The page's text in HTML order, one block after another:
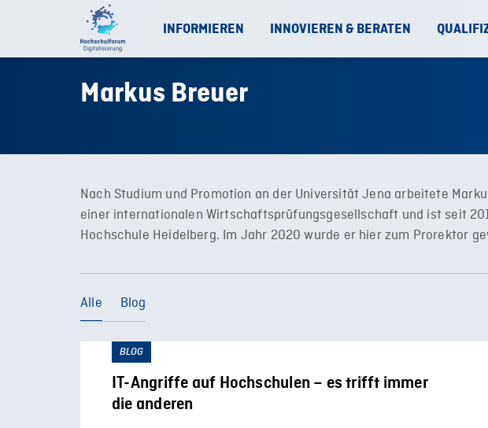
INFORMIEREN INNOVIEREN & BERATEN
Markus Breuer
Nach Studium und Promotion an der Universität Jena arbeitete
einer internationalen Wirtschaftsprüfungsgesellschaft und ist seit
Hochschule Heidelberg. Im Jahr 2020 wurde er hier zum Prorektor
Alle Blog
BLOG
IT-Angriffe auf Hochschulen – es trifft immer
die anderen